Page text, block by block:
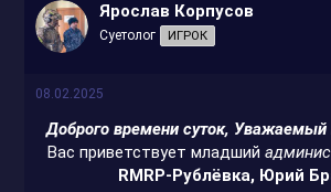
Ярослав Корпусов
Суетолог ИГРОК
08.02.2025
Доброго времени суток,
Вас приветствует младший
RMRP-Рублёвка, Юрий